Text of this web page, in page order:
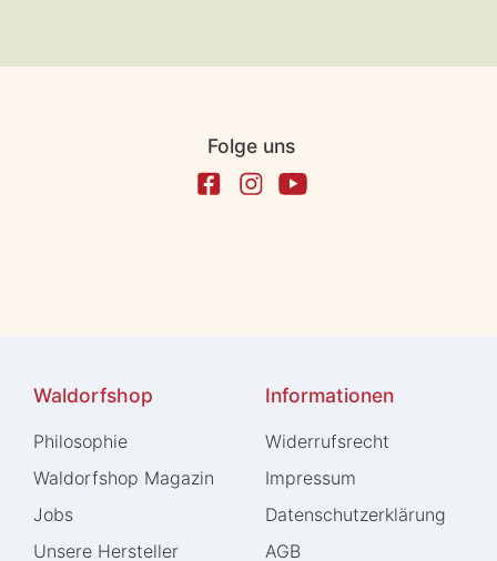
Folge uns
Waldorfshop
Philosophie
Waldorfshop Magazin
Jobs
Unsere Hersteller
Informationen
Widerrufs­recht
Impressum
Daten­schutz­erklärung
AGB